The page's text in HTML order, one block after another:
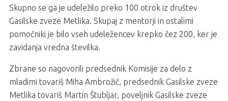
Skupno se ga je udeležilo preko 100 otrok iz društev
Gasilske zveze Metlika. Skupaj z mentorji in ostalimi
pomočniki je bilo vseh udeležencev krepko čez 200, ker je
zavidanja vredna številka.
Zbrane so nagovorili predsednik Komisije za delo z
mladimi tovariš Miha Ambrožič, predsednik Gasilske zveze
Metlika tovariš Martin Štubljar, poveljnik Gasilske zveze